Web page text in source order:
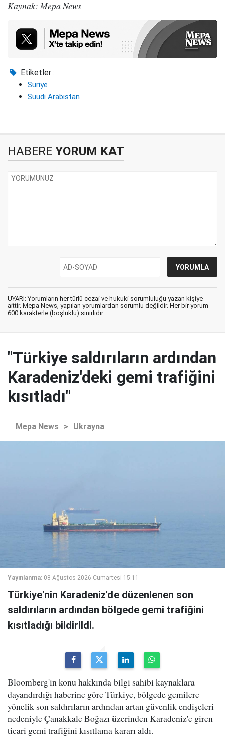
Kaynak: Mepa News
Etiketler :
Suriye
Suudi Arabistan
HABERE YORUM KAT
UYARI: Yorumların her türlü cezai ve hukuki sorumluluğu yazan kişiye
aittir. Mepa News, yapılan yorumlardan sorumlu değildir. Her bir yorum
600 karakterle (boşluklu) sınırlıdır.
"Türkiye saldırıların ardından
Karadeniz'deki gemi trafiğini
kısıtladı"
Mepa News > Ukrayna
Yayınlanma: 08 Ağustos 2026 Cumartesi 15:11
Türkiye'nin Karadeniz'de düzenlenen son
saldırıların ardından bölgede gemi trafiğini
kısıtladığı bildirildi.
Bloomberg'in konu hakkında bilgi sahibi kaynaklara
dayandırdığı haberine göre Türkiye, bölgede gemilere
yönelik son saldırıların ardından artan güvenlik endişeleri
nedeniyle Çanakkale Boğazı üzerinden Karadeniz'e giren
ticari gemi trafiğini kısıtlama kararı aldı.